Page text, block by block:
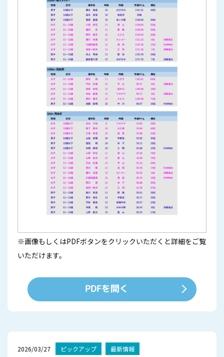
※画像もしくはPDFボタンをクリックいただくと詳細をご覧
いただけます。
PDFを開く
2026/03/27 ピックアップ 最新情報